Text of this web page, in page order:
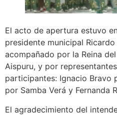
El acto de apertura estuvo
presidente municipal
acompañado por la Reina
Aispuru, y por
participantes: Ignacio Bravo
por Samba Verá y Fernanda
El agradecimiento del